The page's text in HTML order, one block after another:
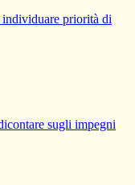
priorità di
sugli impegni